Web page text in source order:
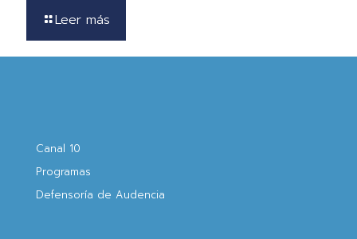
Leer más
Canal 10
Programas
Defensoría de Audencia